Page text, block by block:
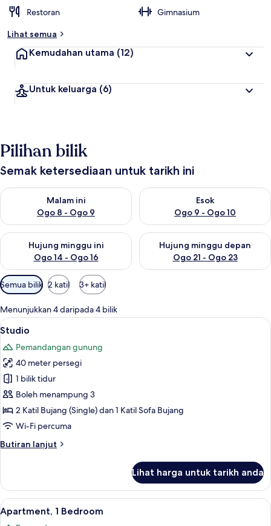
Restoran
Gimnasium
Lihat semua
Kemudahan utama (12)
Untuk keluarga (6)
Pilihan bilik
Semak ketersediaan untuk tarikh ini
Malam ini
Ogo 8 - Ogo 9
Semak ketersediaan untuk malam ini Ogo 8 - Ogo 9
Esok
Ogo 9 - Ogo 10
Semak ketersediaan untuk
Hujung minggu ini
Ogo 14 - Ogo 16
Semak ketersediaan untuk hujung minggu ini Ogo 14 - Ogo 16
Hujung minggu depan
Ogo 21 - Ogo 23
Semak ketersediaan untuk
Penapis
yang
tersedia
untuk
bilik
Semua bilik 2 katil 3+ katil
Menunjukkan 4 daripada 4 bilik
Lihat
semua
foto
untuk
Studio
Studio | 1 bilik tidur, peti besi dalam
7
Studio
Pemandangan gunung
40 meter persegi
1 bilik tidur
Boleh menampung 3
2 Katil Bujang (Single) dan 1 Katil Sofa Bujang
Wi-Fi percuma
Butiran lanjut
Butiran
Lihat harga untuk tarikh anda
Lihat
semua
7
Apartment, 1 Bedroom